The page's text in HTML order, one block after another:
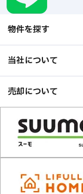
物件を探す
当社について
売却について